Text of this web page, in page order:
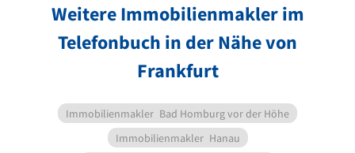
Weitere Immobilienmakler im
Telefonbuch in der Nähe von
Frankfurt
Immobilienmakler Bad Homburg vor der Höhe
Immobilienmakler Hanau